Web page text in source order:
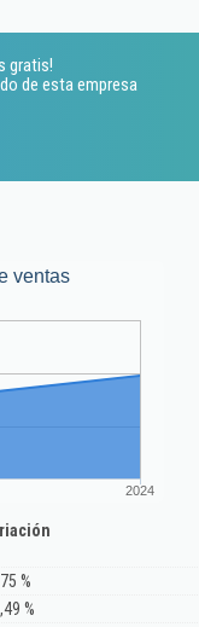
gratis!
de esta empresa
ventas
2024
%
%